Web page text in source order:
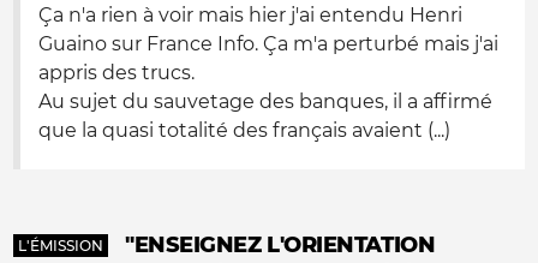
Ça n'a rien à voir mais hier j'ai entendu Henri
Guaino sur France Info. Ça m'a perturbé mais j'ai
appris des trucs.
Au sujet du sauvetage des banques, il a affirmé
que la quasi totalité des français avaient (...)
L'ÉMISSION
"ENSEIGNEZ L'ORIENTATION